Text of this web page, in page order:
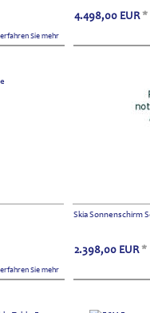
Sie mehr
4.498,00 EUR *
Sie mehr
Skia Sonnenschirm
2.398,00 EUR *